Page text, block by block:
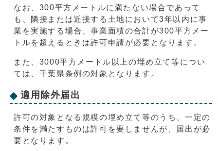
なお、300平方メートルに満たない場合であって
も、隣接または近接する土地において3年以内に事
業を実施する場合、事業面積の合計が300平方メー
トルを超えるときは許可申請が必要となります。
また、3000平方メートル以上の埋め立て等につい
ては、千葉県条例の対象となります。
適用除外届出
許可の対象となる規模の埋め立て等のうち、一定の
条件を満たすものは許可を要しませんが、届出が必
要となります。